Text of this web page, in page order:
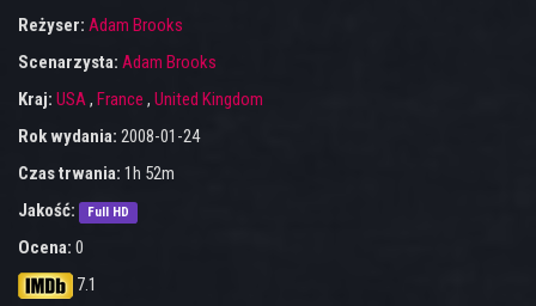
Reżyser: Adam Brooks
Scenarzysta: Adam Brooks
Kraj: USA, France , United Kingdom
Rok wydania: 2008-01-24
Czas trwania: 1h 52m
Jakość:
Full HD
Ocena: 0
7.1